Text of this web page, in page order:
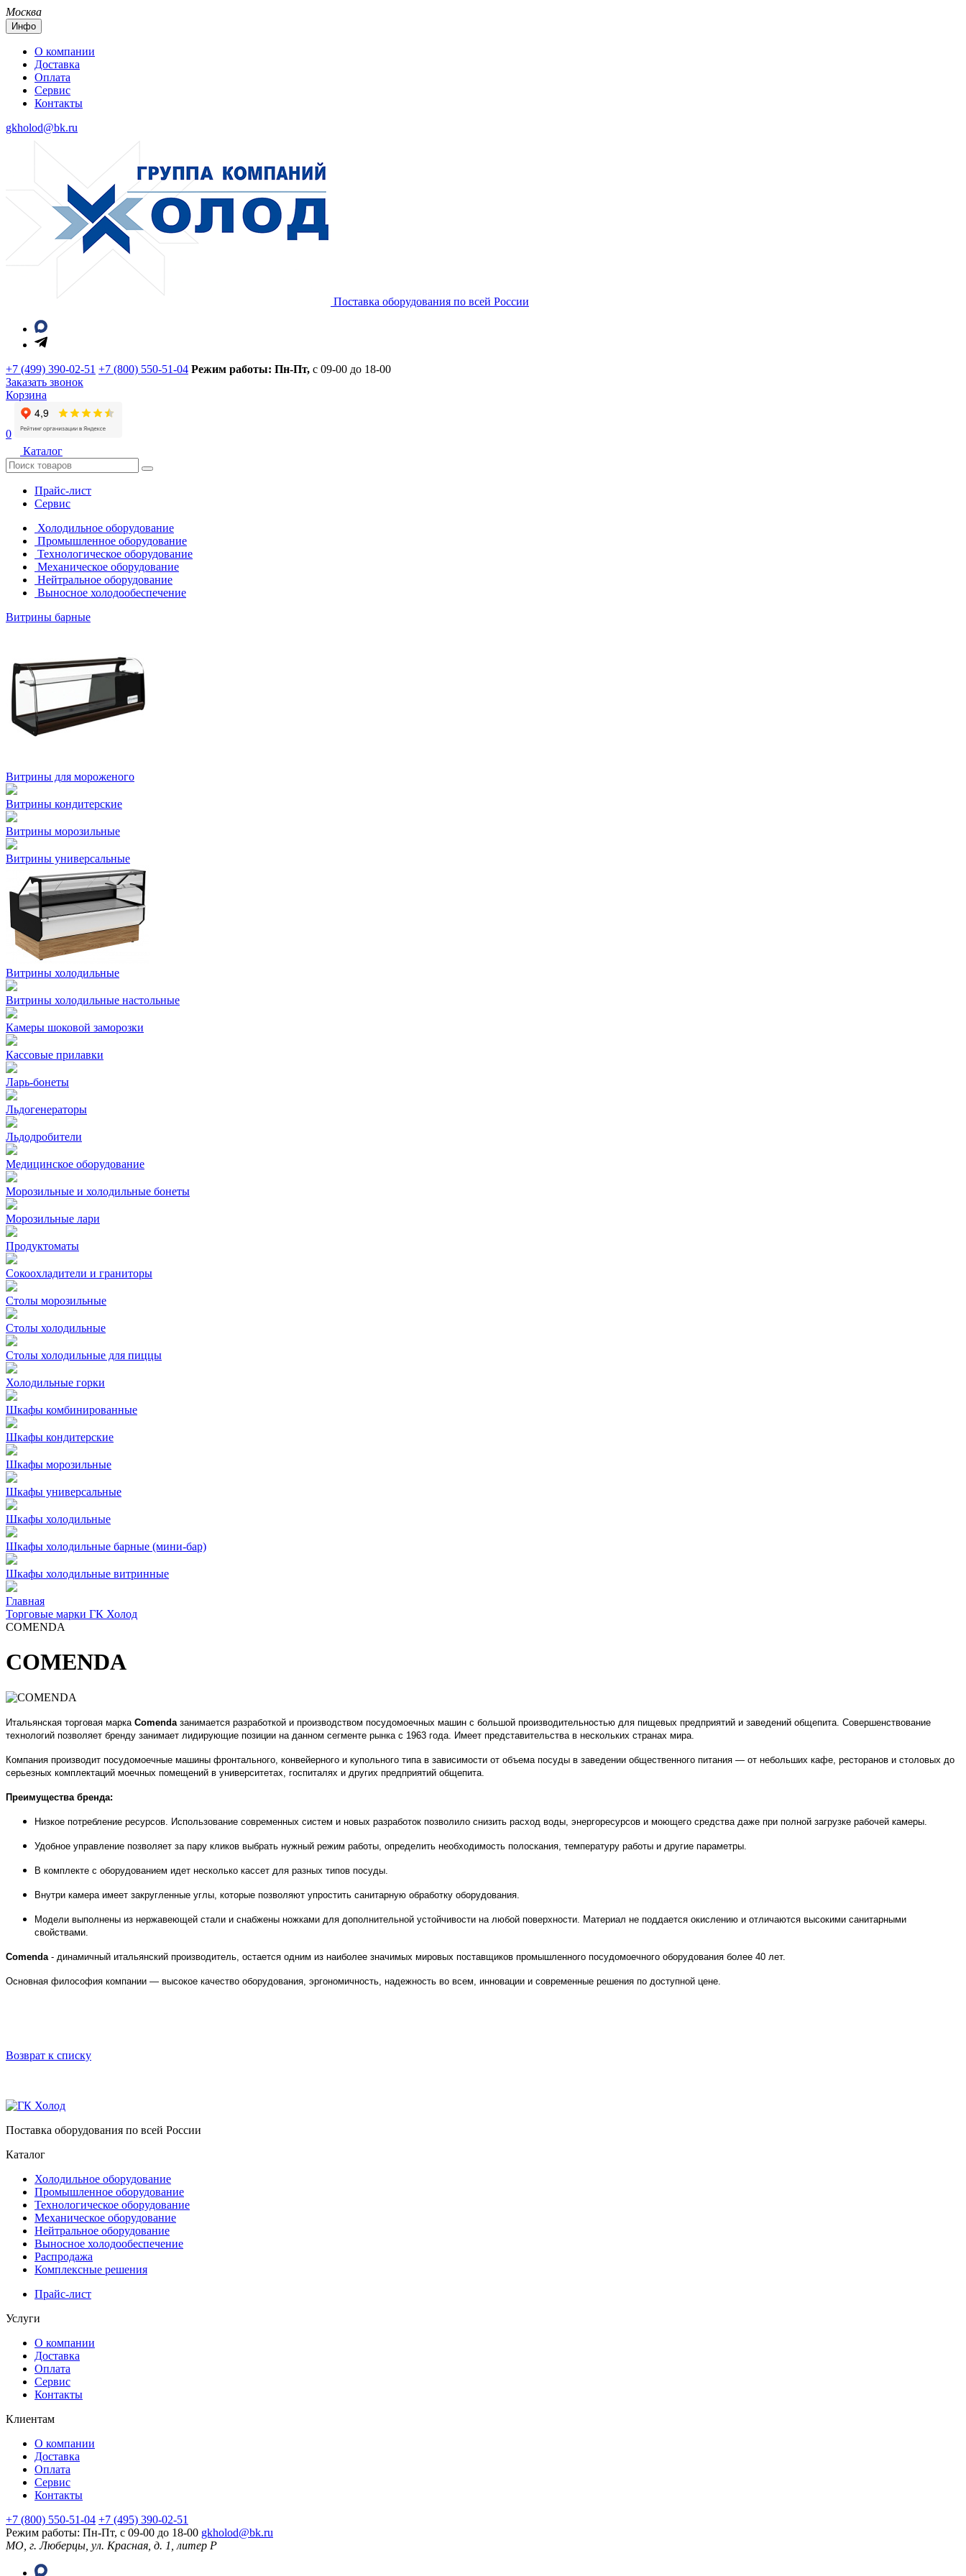
Москва
Инфо
О компании
Доставка
Оплата
Сервис
Контакты
gkholod@bk.ru
Поставка оборудования по всей России
+7 (499) 390-02-51 +7 (800) 550-51-04 Режим работы: Пн-Пт, с 09-00 до 18-00
Заказать звонок
Корзина
0
Каталог
Прайс-лист
Сервис
Холодильное оборудование
Промышленное оборудование
Технологическое оборудование
Механическое оборудование
Нейтральное оборудование
Выносное холодообеспечение
Витрины барные
Витрины для мороженого
Витрины кондитерские
Витрины морозильные
Витрины универсальные
Витрины холодильные
Витрины холодильные настольные
Камеры шоковой заморозки
Кассовые прилавки
Ларь-бонеты
Льдогенераторы
Льдодробители
Медицинское оборудование
Морозильные и холодильные бонеты
Морозильные лари
Продуктоматы
Сокоохладители и граниторы
Столы морозильные
Столы холодильные
Столы холодильные для пиццы
Холодильные горки
Шкафы комбинированные
Шкафы кондитерские
Шкафы морозильные
Шкафы универсальные
Шкафы холодильные
Шкафы холодильные барные (мини-бар)
Шкафы холодильные витринные
Главная
Торговые марки ГК Холод
COMENDA
COMENDA
Итальянская торговая марка Comenda занимается разработкой и производством посудомоечных машин с большой производительностью для пищевых предприятий и заведений общепита. Совершенствование
технологий позволяет бренду занимает лидирующие позиции на данном сегменте рынка с 1963 года. Имеет представительства в нескольких странах мира.
Компания производит посудомоечные машины фронтального, конвейерного и купольного типа в зависимости от объема посуды в заведении общественного питания — от небольших кафе, ресторанов и столовых до
серьезных комплектаций моечных помещений в университетах, госпиталях и других предприятий общепита.
Преимущества бренда:
Низкое потребление ресурсов. Использование современных систем и новых разработок позволило снизить расход воды, энергоресурсов и моющего средства даже при полной загрузке рабочей камеры.
Удобное управление позволяет за пару кликов выбрать нужный режим работы, определить необходимость полоскания, температуру работы и другие параметры.
В комплекте с оборудованием идет несколько кассет для разных типов посуды.
Внутри камера имеет закругленные углы, которые позволяют упростить санитарную обработку оборудования.
Модели выполнены из нержавеющей стали и снабжены ножками для дополнительной устойчивости на любой поверхности. Материал не поддается окислению и отличаются высокими санитарными
свойствами.
Comenda - динамичный итальянский производитель, остается одним из наиболее значимых мировых поставщиков промышленного посудомоечного оборудования более 40 лет.
Основная философия компании — высокое качество оборудования, эргономичность, надежность во всем, инновации и современные решения по доступной цене.
Возврат к списку
Поставка оборудования по всей России
Каталог
Холодильное оборудование
Промышленное оборудование
Технологическое оборудование
Механическое оборудование
Нейтральное оборудование
Выносное холодообеспечение
Распродажа
Комплексные решения
Прайс-лист
Услуги
О компании
Доставка
Оплата
Сервис
Контакты
Клиентам
О компании
Доставка
Оплата
Сервис
Контакты
+7 (800) 550-51-04 +7 (495) 390-02-51
Режим работы: Пн-Пт, с 09-00 до 18-00 gkholod@bk.ru
МО, г. Люберцы, ул. Красная, д. 1, литер Р